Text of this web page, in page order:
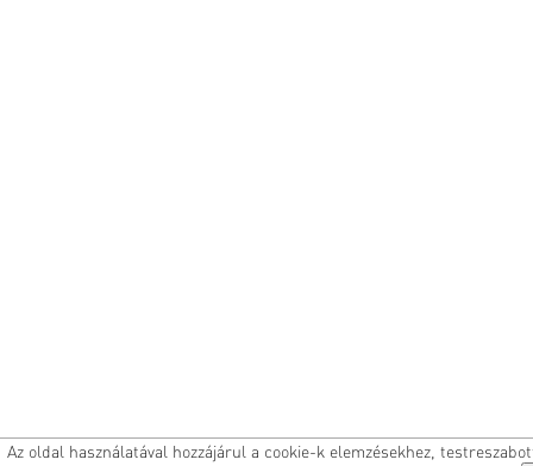
Az oldal használatával hozzájárul a cookie-k elemzésekhez,